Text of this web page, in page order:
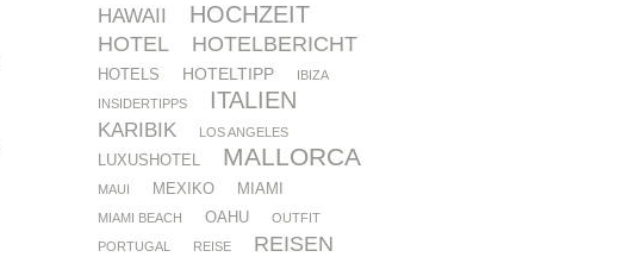
HAWAII HOCHZEIT
HOTEL HOTELBERICHT
HOTELS HOTELTIPP
IBIZA
INSIDERTIPPS
ITALIEN
KARIBIK LOS ANGELES
LUXUSHOTEL MALLORCA
MAUI MEXIKO MIAMI
MIAMI BEACH OAHU
OUTFIT
PORTUGAL
REISE REISEN